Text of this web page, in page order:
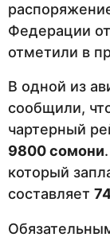
Федерации
отметили в
В одной из
сообщили,
чартерный
9800 сомони
который
составляет